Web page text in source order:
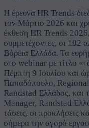
Η έρευνα HR Trends
τον Μάρτιο 2026 και
έκθεση HR Trends
συμμετέχοντες, οι 182
Βόρεια Ελλάδα. Τα
στο webinar με τίτλο
Πέμπτη 9 Ιουλίου και
Παπαδόπουλο,
Randstad Ελλάδος,
Manager, Randstad
τάσεις, οι προκλήσεις
σήμερα την αγορά